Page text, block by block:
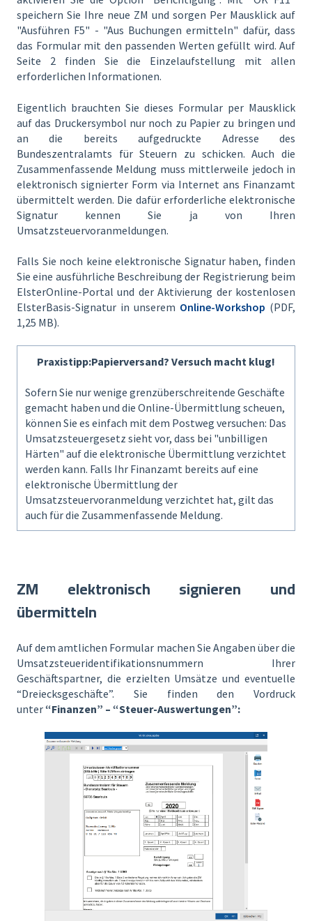
speichern Sie Ihre neue ZM und sorgen Per Mausklick auf
"Ausführen F5" - "Aus Buchungen ermitteln" dafür, dass
das Formular mit den passenden Werten gefüllt wird. Auf
Seite 2 finden Sie die Einzelaufstellung mit allen
erforderlichen Informationen.
Eigentlich brauchten Sie dieses Formular per Mausklick
auf das Druckersymbol nur noch zu Papier zu bringen und
an die bereits aufgedruckte Adresse des
Bundeszentralamts für Steuern zu schicken. Auch die
Zusammenfassende Meldung muss mittlerweile jedoch in
elektronisch signierter Form via Internet ans Finanzamt
übermittelt werden. Die dafür erforderliche elektronische
Signatur kennen Sie ja von Ihren
Umsatzsteuervoranmeldungen.
Falls Sie noch keine elektronische Signatur haben, finden
Sie eine ausführliche Beschreibung der Registrierung beim
ElsterOnline-Portal und der Aktivierung der kostenlosen
ElsterBasis-Signatur in unserem Online-Workshop (PDF,
1,25 MB).
Praxistipp:Papierversand? Versuch macht klug!
Sofern Sie nur wenige grenzüberschreitende Geschäfte
gemacht haben und die Online-Übermittlung scheuen,
können Sie es einfach mit dem Postweg versuchen: Das
Umsatzsteuergesetz sieht vor, dass bei "unbilligen
Härten" auf die elektronische Übermittlung verzichtet
werden kann. Falls Ihr Finanzamt bereits auf eine
elektronische Übermittlung der
Umsatzsteuervoranmeldung verzichtet hat, gilt das
auch für die Zusammenfassende Meldung.
ZM elektronisch signieren und
übermitteln
Auf dem amtlichen Formular machen Sie Angaben über die
Umsatzsteueridentifikationsnummern Ihrer
Geschäftspartner, die erzielten Umsätze und eventuelle
“Dreiecksgeschäfte”. Sie finden den Vordruck
unter “Finanzen” – “Steuer-Auswertungen”: